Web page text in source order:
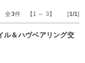
全3件 【1 ～ 3】 [1/1]
＆ハヴベアリング交